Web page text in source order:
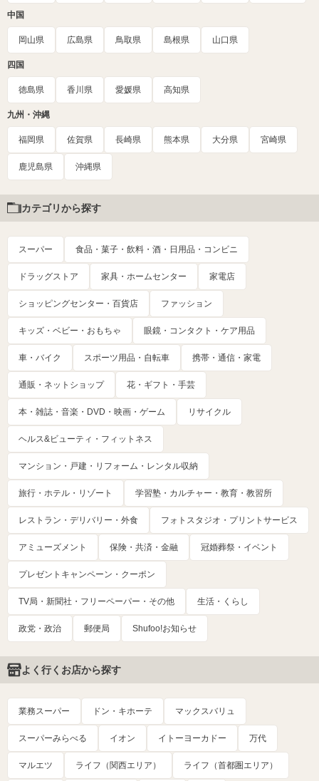
中国
岡山県 広島県 鳥取県 島根県 山口県
四国
徳島県 香川県 愛媛県 高知県
九州・沖縄
福岡県 佐賀県 長崎県 熊本県 大分県 宮崎県
鹿児島県 沖縄県
カテゴリから探す
スーパー 食品・菓子・飲料・酒・日用品・コンビニ
ドラッグストア 家具・ホームセンター 家電店
ショッピングセンター・百貨店 ファッション
キッズ・ベビー・おもちゃ 眼鏡・コンタクト・ケア用品
車・バイク スポーツ用品・自転車 携帯・通信・家電
通販・ネットショップ 花・ギフト・手芸
本・雑誌・音楽・DVD・映画・ゲーム リサイクル
ヘルス&ビューティ・フィットネス
マンション・戸建・リフォーム・レンタル収納
旅行・ホテル・リゾート 学習塾・カルチャー・教育・教習所
レストラン・デリバリー・外食 フォトスタジオ・プリントサービス
アミューズメント 保険・共済・金融 冠婚葬祭・イベント
プレゼントキャンペーン・クーポン
TV局・新聞社・フリーペーパー・その他 生活・くらし
政党・政治 郵便局 Shufoo!お知らせ
よく行くお店から探す
業務スーパー ドン・キホーテ マックスバリュ
スーパーみらべる イオン イトーヨーカドー 万代
マルエツ ライフ（関西エリア） ライフ（首都圏エリア）